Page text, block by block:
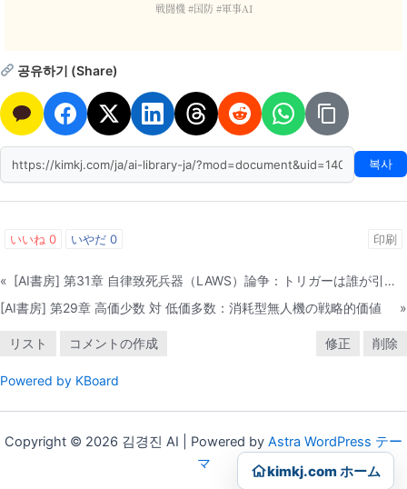
戦闘機 #国防 #軍事AI
공유하기 (Share)
복사
いいね 0 いやだ 0 印刷
«
[AI書房] 第31章 自律致死兵器（LAWS）論争：トリガーは誰が引くのか？
[AI書房] 第29章 高価少数 対 低価多数：消耗型無人機の戦略的価値
»
リスト コメントの作成 修正 削除
Powered by KBoard
kimkj.com ホーム
Copyright © 2026 김경진 AI | Powered by Astra WordPress テー
マ